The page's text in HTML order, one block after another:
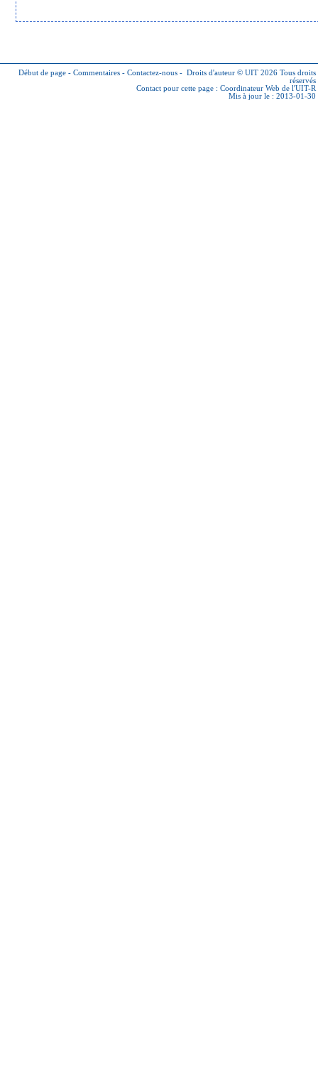
Début de page - Commentaires - Contactez-nous - Droits d'auteur © UIT 2026 Tous droits
réservés
Contact pour cette page : Coordinateur Web de l'UIT-R
Mis à jour le : 2013-01-30